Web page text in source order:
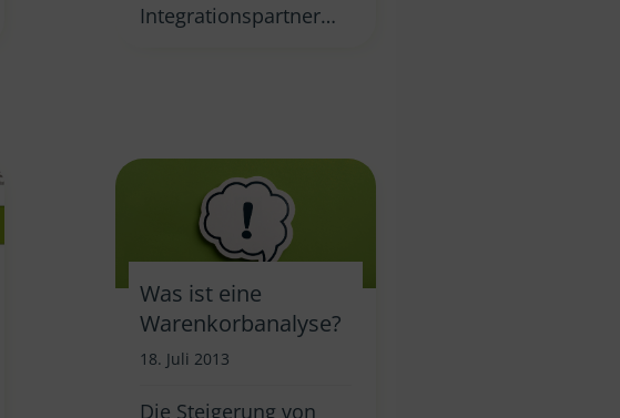
Integrationspartner…
Was ist eine
Warenkorbanalyse?
18. Juli 2013
Die Steigerung von